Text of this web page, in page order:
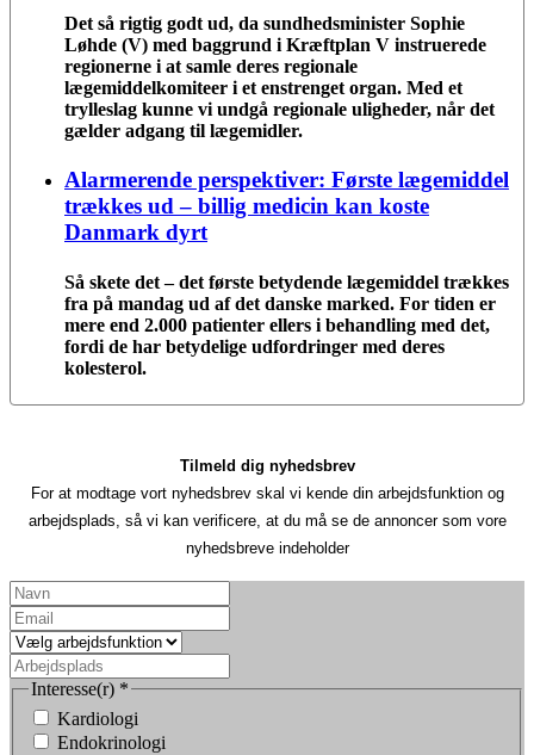
Det så rigtig godt ud, da sundhedsminister Sophie
Løhde (V) med baggrund i Kræftplan V instruerede
regionerne i at samle deres regionale
lægemiddelkomiteer i et enstrenget organ. Med et
trylleslag kunne vi undgå regionale uligheder, når det
gælder adgang til lægemidler.
Alarmerende perspektiver: Første lægemiddel
trækkes ud – billig medicin kan koste
Danmark dyrt
Så skete det – det første betydende lægemiddel trækkes
fra på mandag ud af det danske marked. For tiden er
mere end 2.000 patienter ellers i behandling med det,
fordi de har betydelige udfordringer med deres
kolesterol.
Tilmeld dig nyhedsbrev
For at modtage vort nyhedsbrev skal vi kende din arbejdsfunktion og
arbejdsplads, så vi kan verificere, at du må se de annoncer som vore
nyhedsbreve indeholder
Interesse(r) *
Kardiologi
Endokrinologi